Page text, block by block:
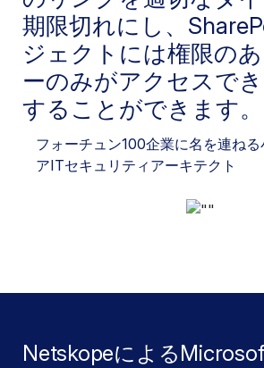
期限切れにし、
ジェクトには権限の
ーのみがアクセスで
することができます。
フォーチュン100企業に名を連ね
アITセキュリティアーキテクト
Netskopeによる